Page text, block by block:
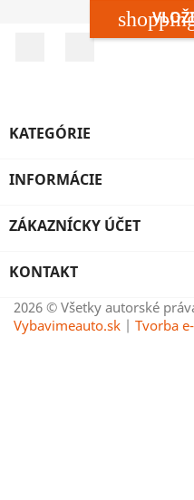
FacebookInstagram
KATEGÓRIE
INFORMÁCIE
ZÁKAZNÍCKY ÚČET
KONTAKT
2026 © Všetky autorské
Vybavimeauto.sk | Tvorba